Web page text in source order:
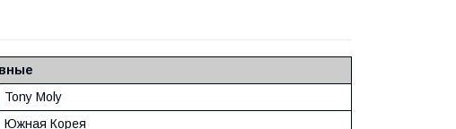
Tony Moly
Южная Корея